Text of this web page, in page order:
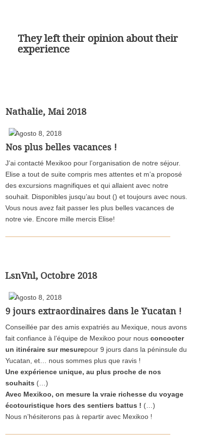
They left their opinion about their
experience
Nathalie, Mai 2018
Agosto 8, 2018
Nos plus belles vacances !
J’ai contacté Mexikoo pour l’organisation de notre séjour.
Elise a tout de suite compris mes attentes et m’a proposé
des excursions magnifiques et qui allaient avec notre
souhait. Disponibles jusqu’au bout () et toujours avec nous.
Vous nous avez fait passer les plus belles vacances de
notre vie. Encore mille mercis Elise!
LsnVnl, Octobre 2018
Agosto 8, 2018
9 jours extraordinaires dans le Yucatan !
Conseillée par des amis expatriés au Mexique, nous avons
fait confiance à l’équipe de Mexikoo pour nous concocter
un itinéraire sur mesurepour 9 jours dans la péninsule du
Yucatan, et… nous sommes plus que ravis !
Une expérience unique, au plus proche de nos
souhaits (…)
Avec Mexikoo, on mesure la vraie richesse du voyage
écotouristique hors des sentiers battus ! (…)
Nous n’hésiterons pas à repartir avec Mexikoo !